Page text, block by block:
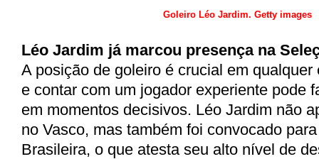
Goleiro Léo Jardim. Getty images
Léo Jardim já marcou presença na
A posição de goleiro é crucial em qualquer
e contar com um jogador experiente pode
em momentos decisivos. Léo Jardim não
no Vasco, mas também foi convocado
Brasileira, o que atesta seu alto nível de